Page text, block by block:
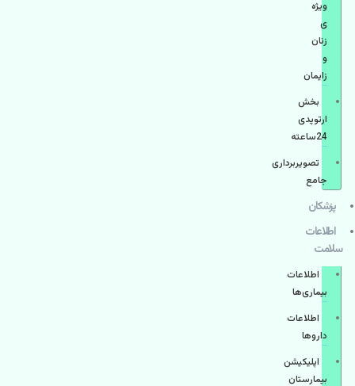
ویژه
ی
زنان
و
زایمان
بخش
ارتوپدی
24ساعته
تصویربرداری
جامع
پزشكان
اطلاعات
سلامت
اطلاعات
بیماری‌ها
اطلاعات
دارو‌ها
اپليكيشن
بيمارستان